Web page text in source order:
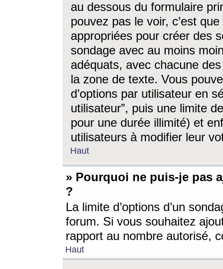
au dessous du formulaire
pouvez pas le voir, c’est
appropriées pour créer des
sondage avec au moins
adéquats, avec chacune
la zone de texte. Vous
d’options par utilisateur en
utilisateur”, puis une limite
pour une durée illimité) et
utilisateurs à modifier leur
Haut
» Pourquoi ne puis-je pas
?
La limite d’options d’un
forum. Si vous souhaitez
rapport au nombre autorisé,
Haut